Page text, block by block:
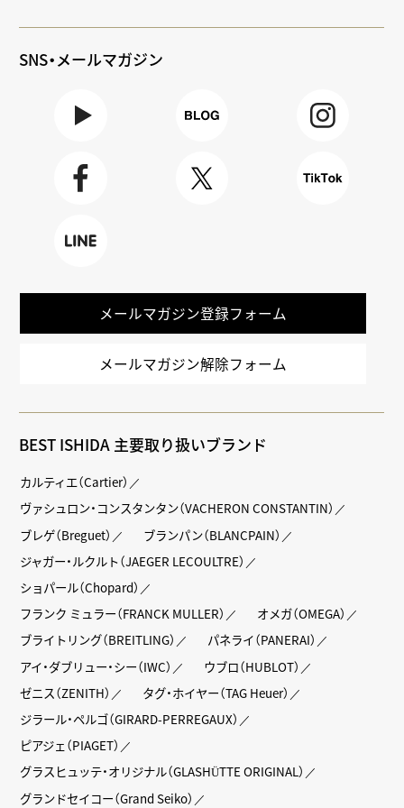
SNS・メールマガジン
メールマガジン登録フォーム
メールマガジン解除フォーム
BEST ISHIDA 主要取り扱いブランド
カルティエ（Cartier）
ヴァシュロン・コンスタンタン（VACHERON CONSTANTIN）
ブレゲ（Breguet）
ブランパン（BLANCPAIN）
ジャガー・ルクルト（JAEGER LECOULTRE）
ショパール（Chopard）
フランク ミュラー（FRANCK MULLER）
オメガ（OMEGA）
ブライトリング（BREITLING）
パネライ（PANERAI）
アイ・ダブリュー・シー（IWC）
ウブロ（HUBLOT）
ゼニス（ZENITH）
タグ・ホイヤー（TAG Heuer）
ジラール・ペルゴ（GIRARD-PERREGAUX）
ピアジェ（PIAGET）
グラスヒュッテ・オリジナル（GLASHÜTTE ORIGINAL）
グランドセイコー（Grand Seiko）